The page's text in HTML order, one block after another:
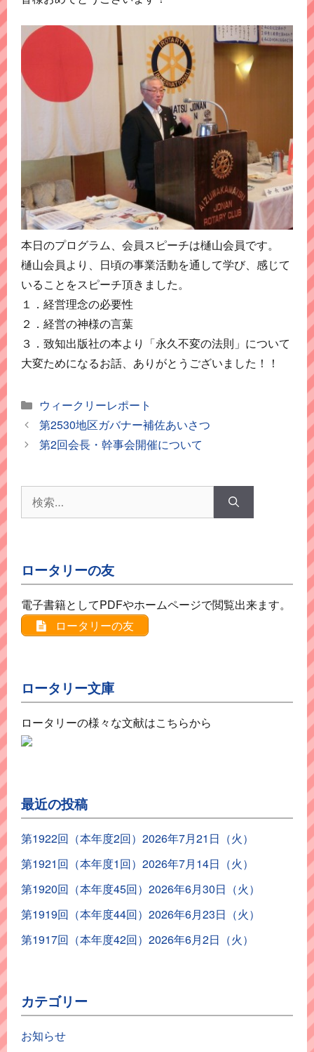
本日のプログラム、会員スピーチは樋山会員です。
樋山会員より、日頃の事業活動を通して学び、感じて
いることをスピーチ頂きました。
１．経営理念の必要性
２．経営の神様の言葉
３．致知出版社の本より「永久不変の法則」について
大変ためになるお話、ありがとうございました！！
カ
テ
ゴ
リ
ウィークリーレポート
第2530地区ガバナー補佐あいさつ
第2回会長・幹事会開催について
索:
ロータリーの友
電子書籍としてPDFやホームページで閲覧出来ます。
ロータリーの友
ロータリー文庫
ロータリーの様々な文献はこちらから
最近の投稿
第1922回（本年度2回）2026年7月21日（火）
第1921回（本年度1回）2026年7月14日（火）
第1920回（本年度45回）2026年6月30日（火）
第1919回（本年度44回）2026年6月23日（火）
第1917回（本年度42回）2026年6月2日（火）
カテゴリー
お知らせ